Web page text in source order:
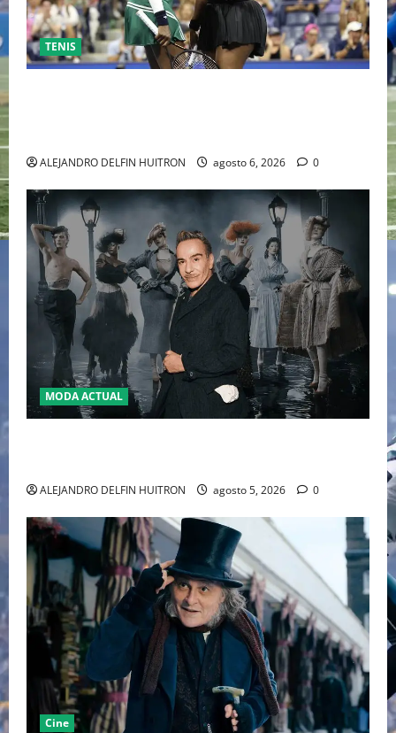
TENIS
ALEJANDRO DELFIN HUITRON agosto 6, 2026 0
MODA ACTUAL
ALEJANDRO DELFIN HUITRON agosto 5, 2026 0
Cine